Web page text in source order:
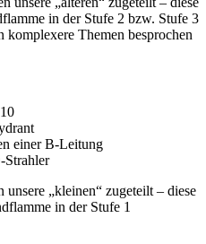
in der Stufe 2 bzw. Stufe 3
Themen besprochen
einer B-Leitung
Strahler
„kleinen“ zugeteilt – diese
in der Stufe 1